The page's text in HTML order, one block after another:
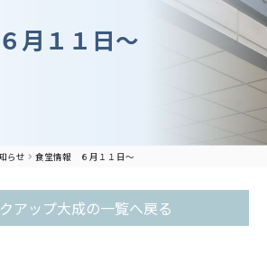
月１１日～
らせ 食堂情報 ６月１１日～
アップ大成の一覧へ戻る